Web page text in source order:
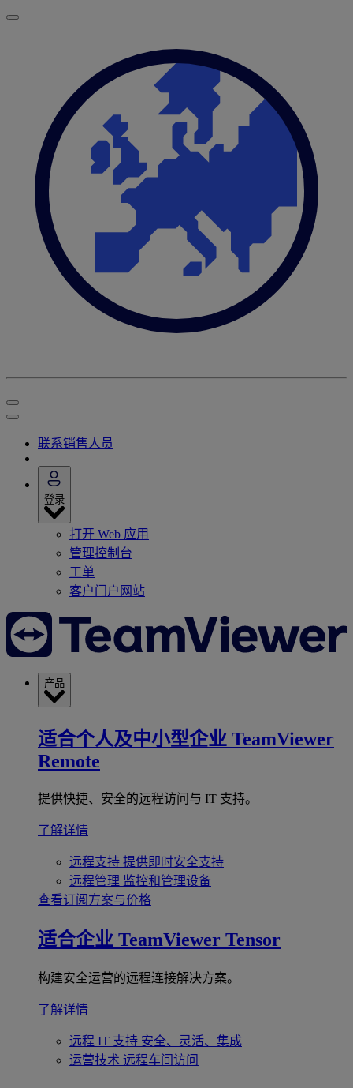
联系销售人员
登录
打开 Web 应用
管理控制台
工单
客户门户网站
产品
适合个人及中小型企业 TeamViewer
Remote
提供快捷、安全的远程访问与 IT 支持。
了解详情
远程支持 提供即时安全支持
远程管理 监控和管理设备
查看订阅方案与价格
适合企业 TeamViewer Tensor
构建安全运营的远程连接解决方案。
了解详情
远程 IT 支持 安全、灵活、集成
运营技术 远程车间访问